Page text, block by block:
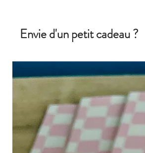
Envie d'un petit cadeau ?